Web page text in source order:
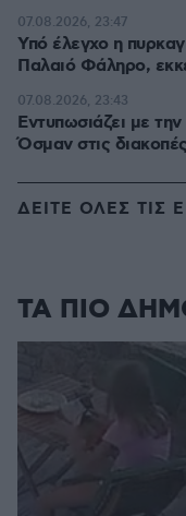
Υπό έλεγχο η
Παλαιό Φάληρο,
07.08.2026, 23:47
Εντυπωσιάζει με
Όσμαν στις
07.08.2026, 23:43
ΔΕΙΤΕ ΟΛΕΣ ΤΙΣ
ΤΑ ΠΙΟ